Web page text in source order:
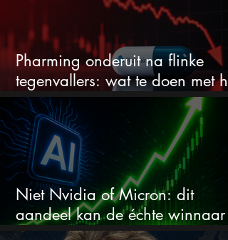
Pharming onderuit na flinke
tegenvallers: wat te doen met
aandeel?
Niet Nvidia of Micron: dit
aandeel kan de échte winnaar
van de AI-race worden